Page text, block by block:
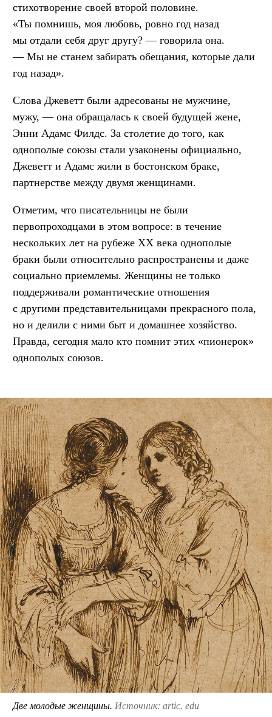
стихотворение своей второй половине.
«Ты помнишь, моя любовь, ровно год назад
мы отдали себя друг другу? — говорила она.
— Мы не станем забирать обещания, которые дали
год назад».
Слова Джеветт были адресованы не мужчине,
мужу, — она обращалась к своей будущей жене,
Энни Адамс Филдс. За столетие до того, как
однополые союзы стали узаконены официально,
Джеветт и Адамс жили в бостонском браке,
партнерстве между двумя женщинами.
Отметим, что писательницы не были
первопроходцами в этом вопросе: в течение
нескольких лет на рубеже XX века однополые
браки были относительно распространены и даже
социально приемлемы. Женщины не только
поддерживали романтические отношения
с другими представительницами прекрасного пола,
но и делили с ними быт и домашнее хозяйство.
Правда, сегодня мало кто помнит этих «пионерок»
однополых союзов.
Две молодые женщины. Источник: artic. edu